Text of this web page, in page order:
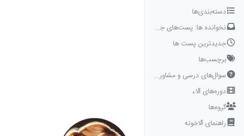
Skip to content
دسته‌بندی‌ها
نخوانده ها: پست‌های جدید برای شما
جدیدترین پست ها
برچسب‌ها
سوال‌های درسی و مشاوره‌ای
دوره‌های آلاء
گروه‌ها
راهنمای آلاخونه